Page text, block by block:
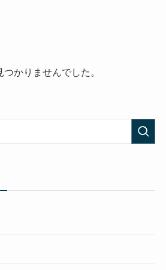
かりませんでした。